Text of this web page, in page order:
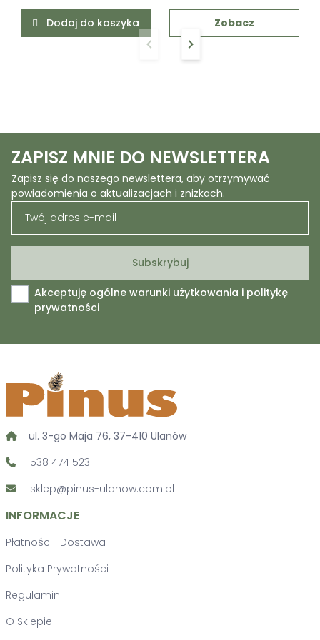
Dodaj do koszyka Zobacz
Poprzedni
keyboard_arrow_left Następny
keyboard_arrow_right
ZAPISZ MNIE DO NEWSLETTERA
Zapisz się do naszego newslettera, aby otrzymywać
powiadomienia o aktualizacjach i zniżkach.
Akceptuję ogólne warunki użytkowania i politykę
prywatności
ul. 3-go Maja 76, 37-410 Ulanów
538 474 523
sklep@pinus-ulanow.com.pl
INFORMACJE
Płatności I Dostawa
Polityka Prywatności
Regulamin
O Sklepie